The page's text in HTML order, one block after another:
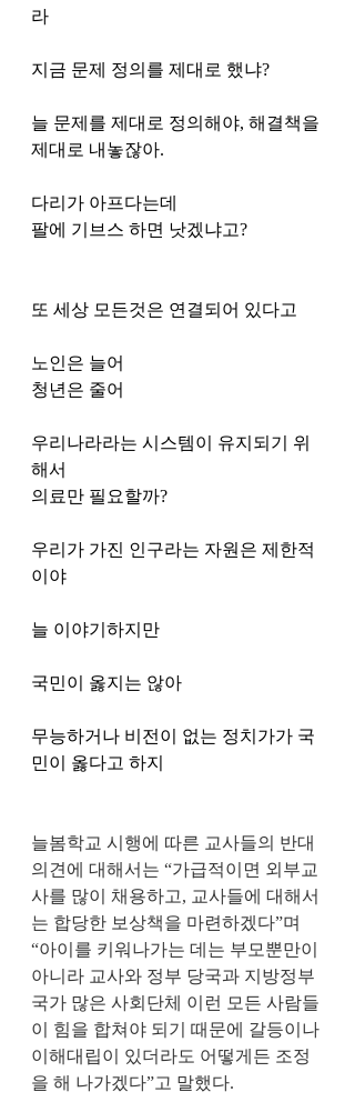
라
지금 문제 정의를 제대로 했냐?
늘 문제를 제대로 정의해야, 해결책을
제대로 내놓잖아.
다리가 아프다는데
팔에 기브스 하면 낫겠냐고?
또 세상 모든것은 연결되어 있다고
노인은 늘어
청년은 줄어
우리나라라는 시스템이 유지되기 위
해서
의료만 필요할까?
우리가 가진 인구라는 자원은 제한적
이야
늘 이야기하지만
국민이 옳지는 않아
무능하거나 비전이 없는 정치가가 국
민이 옳다고 하지
늘봄학교 시행에 따른 교사들의 반대
의견에 대해서는 “가급적이면 외부교
사를 많이 채용하고, 교사들에 대해서
는 합당한 보상책을 마련하겠다”며
“아이를 키워나가는 데는 부모뿐만이
아니라 교사와 정부 당국과 지방정부
국가 많은 사회단체 이런 모든 사람들
이 힘을 합쳐야 되기 때문에 갈등이나
이해대립이 있더라도 어떻게든 조정
을 해 나가겠다”고 말했다.